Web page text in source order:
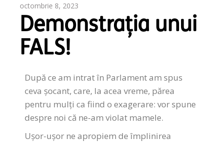
octombrie 8, 2023
Demonstrația unui
FALS!
După ce am intrat în Parlament am spus
ceva șocant, care, la acea vreme, părea
pentru mulți ca fiind o exagerare: vor spune
despre noi că ne-am violat mamele.
Ușor-ușor ne apropiem de împlinirea